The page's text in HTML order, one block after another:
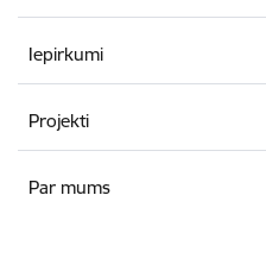
Iepirkumi
Projekti
Par mums